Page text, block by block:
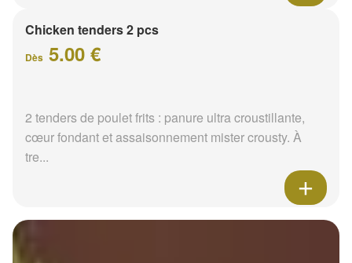
Chicken tenders 2 pcs
Dès 5.00 €
2 tenders de poulet frits : panure ultra croustillante,
cœur fondant et assaisonnement mister crousty. À
tre...